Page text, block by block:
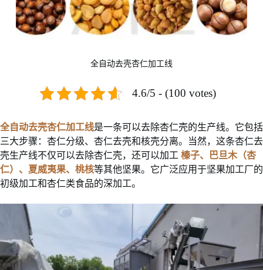
全自动去壳杏仁加工线
4.6/5 - (100 votes)
全自动去壳杏仁加工线是一条可以去除杏仁壳的生产线。它包括
三大步骤：杏仁分级、杏仁去壳和核壳分离。当然，这条杏仁去
壳生产线不仅可以去除杏仁壳，还可以加工 榛子、巴旦木（杏
仁）、夏威夷果、桃核等其他坚果。它广泛应用于坚果加工厂的
初级加工和杏仁类食品的深加工。